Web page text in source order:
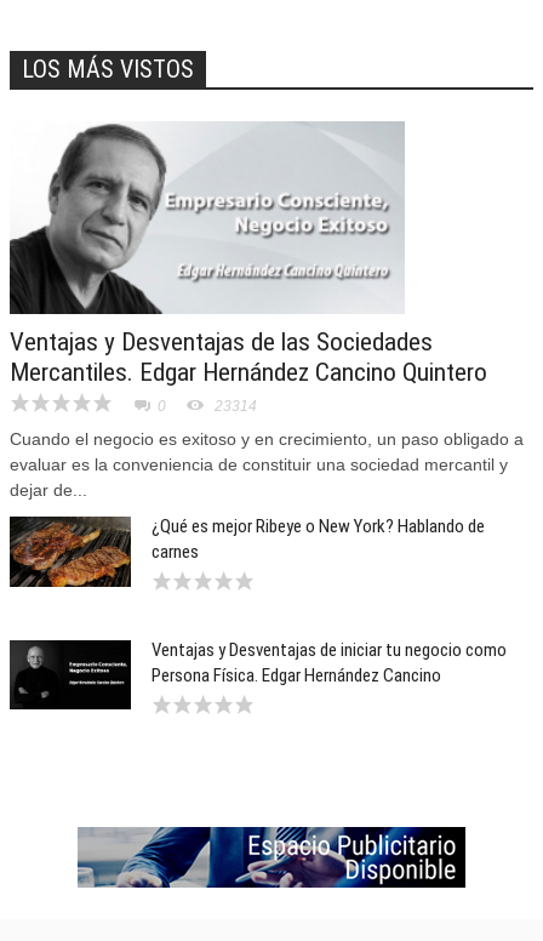
LOS MÁS VISTOS
Ventajas y Desventajas de las Sociedades
Mercantiles. Edgar Hernández Cancino Quintero
0 23314
Cuando el negocio es exitoso y en crecimiento, un paso obligado a
evaluar es la conveniencia de constituir una sociedad mercantil y
dejar de...
¿Qué es mejor Ribeye o New York? Hablando de
carnes
Ventajas y Desventajas de iniciar tu negocio como
Persona Física. Edgar Hernández Cancino